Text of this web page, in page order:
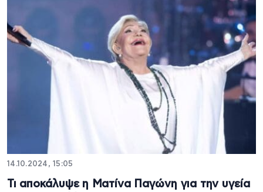
14.10.2024, 15:05
Τι αποκάλυψε η Ματίνα Παγώνη για την υγεία